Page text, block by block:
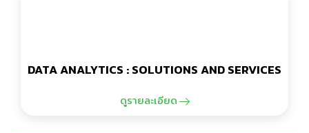
DATA ANALYTICS : SOLUTIONS AND SERVICES
ดูรายละเอียด